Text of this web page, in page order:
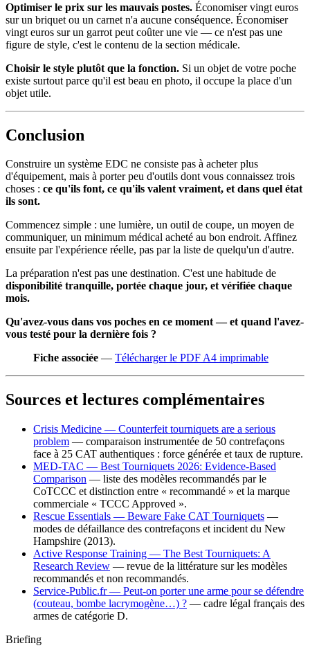
Optimiser le prix sur les mauvais postes. Économiser vingt euros
sur un briquet ou un carnet n'a aucune conséquence. Économiser
vingt euros sur un garrot peut coûter une vie — ce n'est pas une
figure de style, c'est le contenu de la section médicale.
Choisir le style plutôt que la fonction. Si un objet de votre poche
existe surtout parce qu'il est beau en photo, il occupe la place d'un
objet utile.
Conclusion
Construire un système EDC ne consiste pas à acheter plus
d'équipement, mais à porter peu d'outils dont vous connaissez trois
choses : ce qu'ils font, ce qu'ils valent vraiment, et dans quel état
ils sont.
Commencez simple : une lumière, un outil de coupe, un moyen de
communiquer, un minimum médical acheté au bon endroit. Affinez
ensuite par l'expérience réelle, pas par la liste de quelqu'un d'autre.
La préparation n'est pas une destination. C'est une habitude de
disponibilité tranquille, portée chaque jour, et vérifiée chaque
mois.
Qu'avez-vous dans vos poches en ce moment — et quand l'avez-
vous testé pour la dernière fois ?
Fiche associée — Télécharger le PDF A4 imprimable
Sources et lectures complémentaires
Crisis Medicine — Counterfeit tourniquets are a serious
problem — comparaison instrumentée de 50 contrefaçons
face à 25 CAT authentiques : force générée et taux de rupture.
MED-TAC — Best Tourniquets 2026: Evidence-Based
Comparison — liste des modèles recommandés par le
CoTCCC et distinction entre « recommandé » et la marque
commerciale « TCCC Approved ».
Rescue Essentials — Beware Fake CAT Tourniquets —
modes de défaillance des contrefaçons et incident du New
Hampshire (2013).
Active Response Training — The Best Tourniquets: A
Research Review — revue de la littérature sur les modèles
recommandés et non recommandés.
Service-Public.fr — Peut-on porter une arme pour se défendre
(couteau, bombe lacrymogène…) ? — cadre légal français des
armes de catégorie D.
Briefing